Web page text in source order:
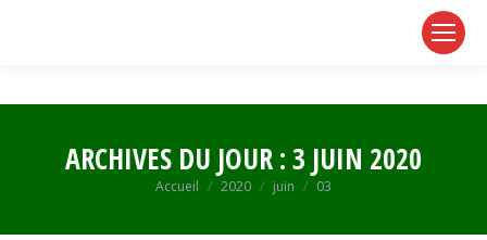
ARCHIVES DU JOUR :3 JUIN 2020
Vous êtes ici :
Accueil 2020 juin 03